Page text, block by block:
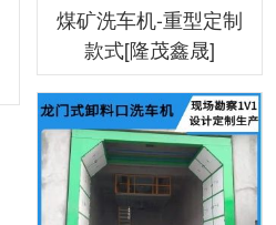
煤矿洗车机-重型定制
款式[隆茂鑫晟]